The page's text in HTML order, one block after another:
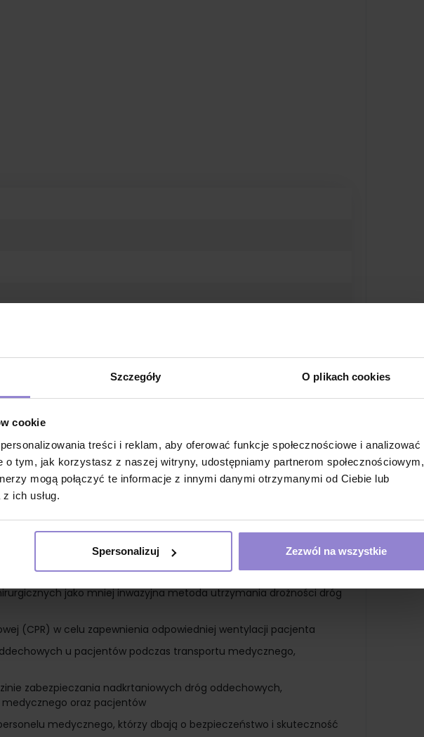
Szczegóły O plikach cookies
cookie
treści i reklam, aby oferować funkcje społecznościowe i analizować
o tym, jak korzystasz z naszej witryny, udostępniamy partnerom społecznościowym,
mogą połączyć te informacje z innymi danymi otrzymanymi od Ciebie lub
ich usług.
Spersonalizuj Zezwól na wszystkie
otwartych dróg oddechowych u pacjentów podczas
dla intubacji dotchawiczej w sytuacjach awaryjnych
zwłaszcza gdy intubacja jest trudna lub niemożliwa
jako mniej inwazyjna metoda utrzymania drożności dróg
(CPR) w celu zapewnienia odpowiedniej wentylacji pacjenta
u pacjentów podczas transportu medycznego,
zabezpieczania nadkrtaniowych dróg oddechowych,
medycznego oraz pacjentów
medycznego, którzy dbają o bezpieczeństwo i skuteczność